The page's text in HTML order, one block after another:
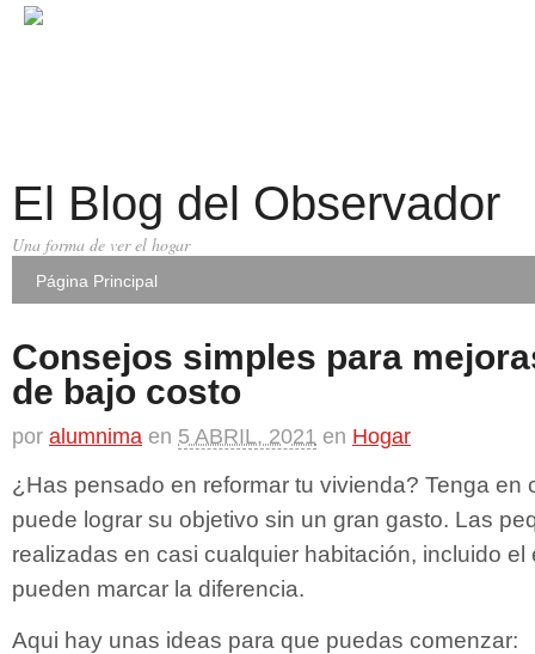
El Blog del Observador
Una forma de ver el hogar
Página Principal
Consejos simples para
de bajo costo
por alumnima en 5 ABRIL, 2021 en Hogar
¿Has pensado en reformar tu vivienda? Tenga en
puede lograr su objetivo sin un gran gasto. Las
realizadas en casi cualquier habitación, incluido el
pueden marcar la diferencia.
Aqui hay unas ideas para que puedas comenzar: